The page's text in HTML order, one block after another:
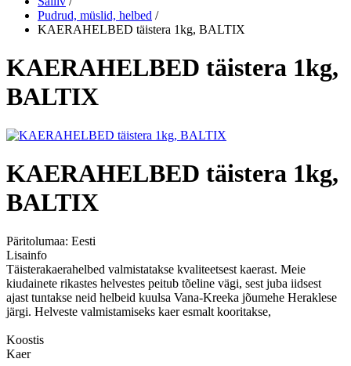
Pudrud, müslid, helbed /
KAERAHELBED täistera 1kg, BALTIX
KAERAHELBED täistera 1kg,
BALTIX
KAERAHELBED täistera 1kg,
BALTIX
Päritolumaa: Eesti
Lisainfo
Täisterakaerahelbed valmistatakse kvaliteetsest kaerast. Meie
kiudainete rikastes helvestes peitub tõeline vägi, sest juba iidsest
ajast tuntakse neid helbeid kuulsa Vana-Kreeka jõumehe Heraklese
järgi. Helveste valmistamiseks kaer esmalt kooritakse,
Koostis
Kaer